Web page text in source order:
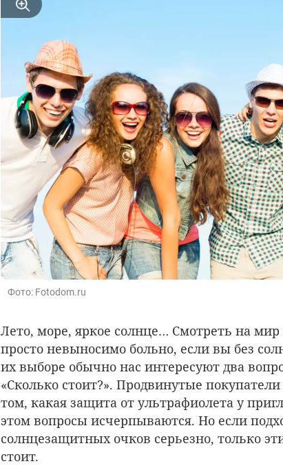
Фото: Fotodom.ru
Лето, море, яркое солнце… Смотреть на мир
просто невыносимо больно, если вы без
их выборе обычно нас интересуют два
«Сколько стоит?». Продвинутые
том, какая защита от ультрафиолета у
этом вопросы исчерпываются. Но если
солнцезащитных очков серьезно, только
стоит.